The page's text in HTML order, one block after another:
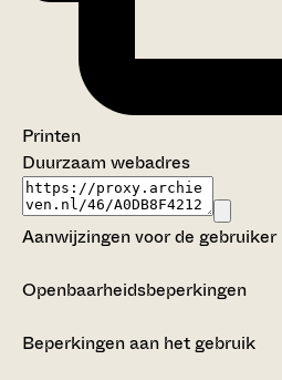
Printen
Duurzaam webadres
Aanwijzingen voor de gebruiker
Openbaarheidsbeperkingen
Beperkingen aan het gebruik